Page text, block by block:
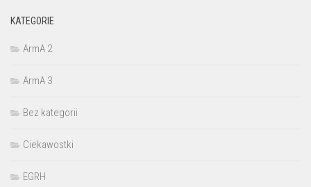
KATEGORIE
ArmA 2
ArmA 3
Bez kategorii
Ciekawostki
EGRH